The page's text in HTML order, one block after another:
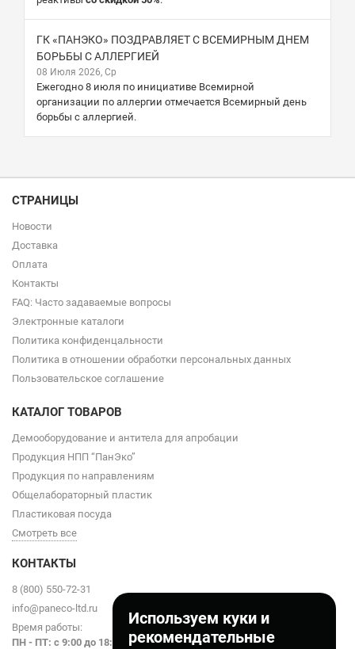
Используем куки и
рекомендательные
ГК «ПАНЭКО» ПОЗДРАВЛЯЕТ С ВСЕМИРНЫМ ДНЕМ
БОРЬБЫ С АЛЛЕРГИЕЙ
08 Июля 2026, Ср
Ежегодно 8 июля по инициативе Всемирной
организации по аллергии отмечается Всемирный день
борьбы с аллергией.
СТРАНИЦЫ
Новости
Доставка
Оплата
Контакты
FAQ: Часто задаваемые вопросы
Электронные каталоги
Политика конфиденцальности
Политика в отношении обработки персональных данных
Пользовательское соглашение
КАТАЛОГ ТОВАРОВ
Демооборудование и антитела для апробации
Продукция НПП “ПанЭко”
Продукция по направлениям
Общелабораторный пластик
Пластиковая посуда
Смотреть все
КОНТАКТЫ
8 (800) 550-72-31
info@paneco-ltd.ru
Время работы:
ПН - ПТ: с 9:00 до 18:00